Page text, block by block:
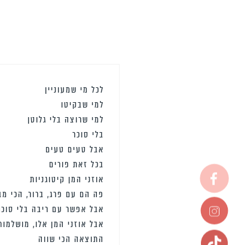
לכל מי שמעוניין
למי שבקיטו
למי שרוצה בלי גלוטן
בלי סוכר
אבל טעים טעים
בכל זאת פורים
אוזני המן קיטוגניות
פה הם עם פרג, ברור, הכי
אבל אפשר עם ריבה בלי
אבל אוזני המן אלו,
התוצאה הכי שווה